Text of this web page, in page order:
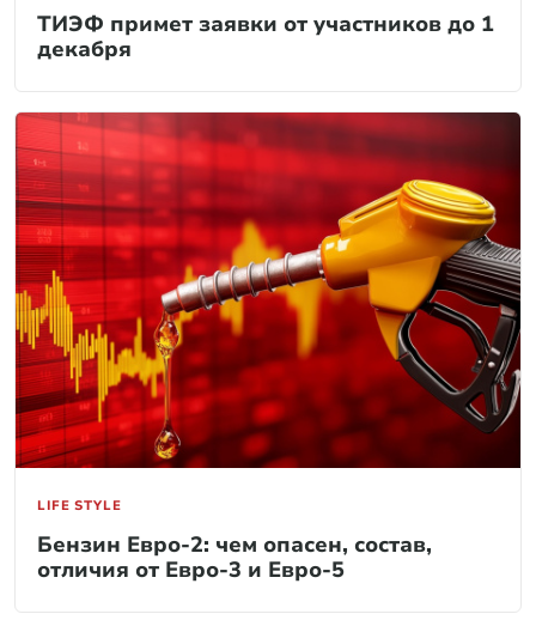
ТИЭФ примет заявки от участников до 1
декабря
LIFE STYLE
Бензин Евро-2: чем опасен, состав,
отличия от Евро-3 и Евро-5